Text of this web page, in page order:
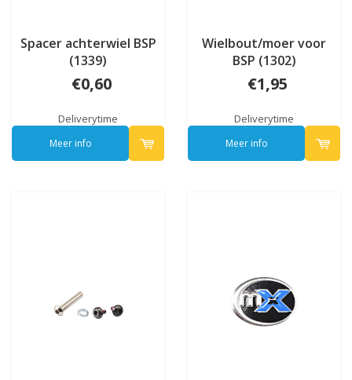
Spacer achterwiel BSP
(1339)
€0,60
Deliverytime
Meer info
Wielbout/moer voor
BSP (1302)
€1,95
Deliverytime
Meer info